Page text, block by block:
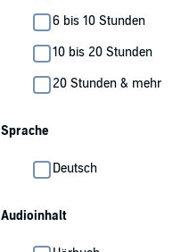
6 bis 10 Stunden
10 bis 20 Stunden
20 Stunden & mehr
Sprache
Deutsch
Audioinhalt